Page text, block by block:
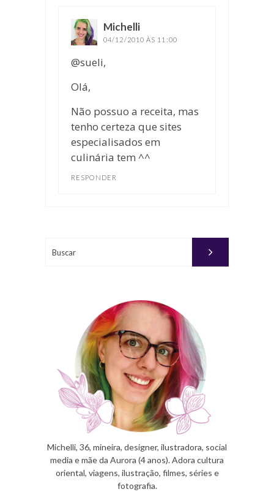
Michelli
04/12/2010 ÀS 11:00
@sueli,
Olá,
Não possuo a receita, mas
tenho certeza que sites
especialisados em
culinária tem ^^
RESPONDER
Michelli, 36, mineira, designer, ilustradora, social
media e mãe da Aurora (4 anos). Adora cultura
oriental, viagens, ilustração, filmes, séries e
fotografia.